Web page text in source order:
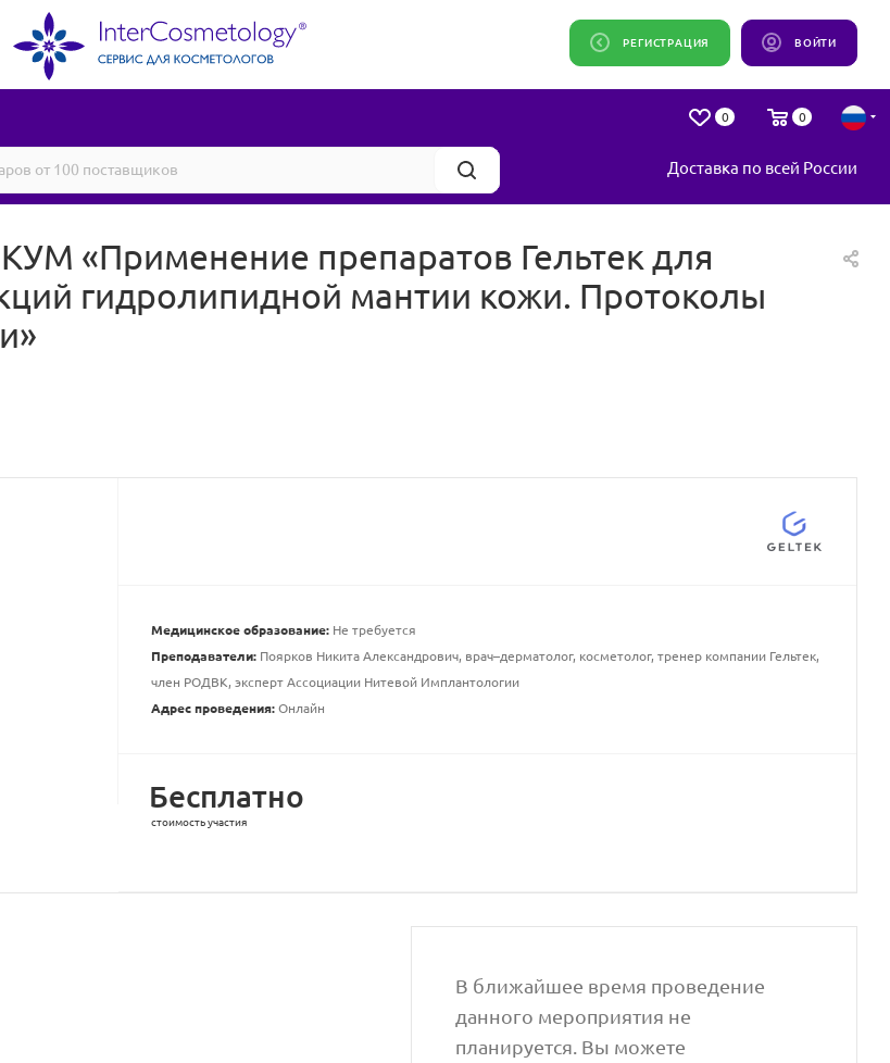
ВОЙТИ
РЕГИСТРАЦИЯ
0 0
Доставка по всей России
«Применение препаратов Гельтек для
гидролипидной мантии кожи. Протоколы
Медицинское образование:Не требуется
Преподаватели:Поярков Никита Александрович, врач–дерматолог, косметолог, тренер компании Гельтек,
член РОДВК, эксперт Ассоциации Нитевой Имплантологии
Адрес проведения:Онлайн
Бесплатно
стоимость участия
В ближайшее время проведение
данного мероприятия не
планируется. Вы можете